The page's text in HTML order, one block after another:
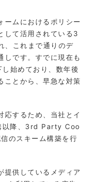
ムにおけるポリシー
して活用されている3
これまで通りのデ
しです。すでに現在も
始めており、数年後
ことから、早急な対策
するため、当社とイ
以降、3rd Party Coo
のスキーム構築を行
供しているメディア